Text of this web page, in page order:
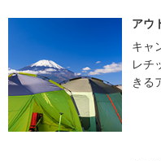
アウ
キャ
レチ
きる